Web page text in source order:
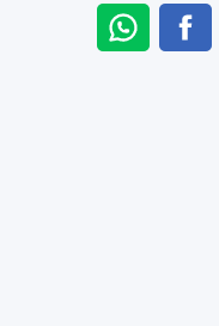
ENVIAR
NO